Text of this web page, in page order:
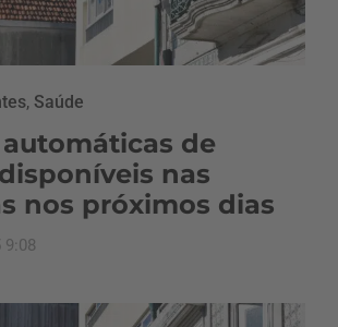
, Saúde
de
nas
nos próximos dias
9:08